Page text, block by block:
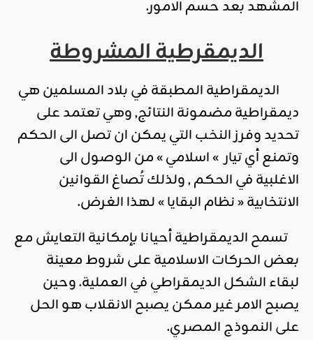
المشهد بعد حسم الامور.
الديمقرطية المشروطة
الديمقراطية المطبقة في بلاد المسلمين هي
ديمقراطية مضمونة النتائج, وهي تعتمد على
تحديد وفرز النخب التي يمكن ان تصل الى الحكم
وتمنع أي تيار » اسلامي » من الوصول الى
الاغلبية في الحكم , ولذلك تُصاغ القوانين
الانتخابية « نظام البقايا » لهذا الغرض.
تسمح الديمقراطية أحيانا بإمكانية التعايش مع
بعض الحركات الاسلامية على شروط معينة
لبقاء الشكل الديمقراطي في العملية. وحين
يصبح الامر غير ممكن يصبح الانقلاب هو الحل
على النموذج المصري.